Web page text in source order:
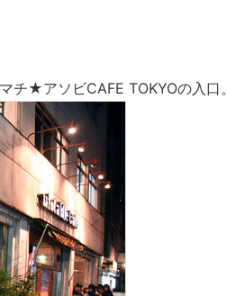
チ★アソビCAFE TOKYOの入口。